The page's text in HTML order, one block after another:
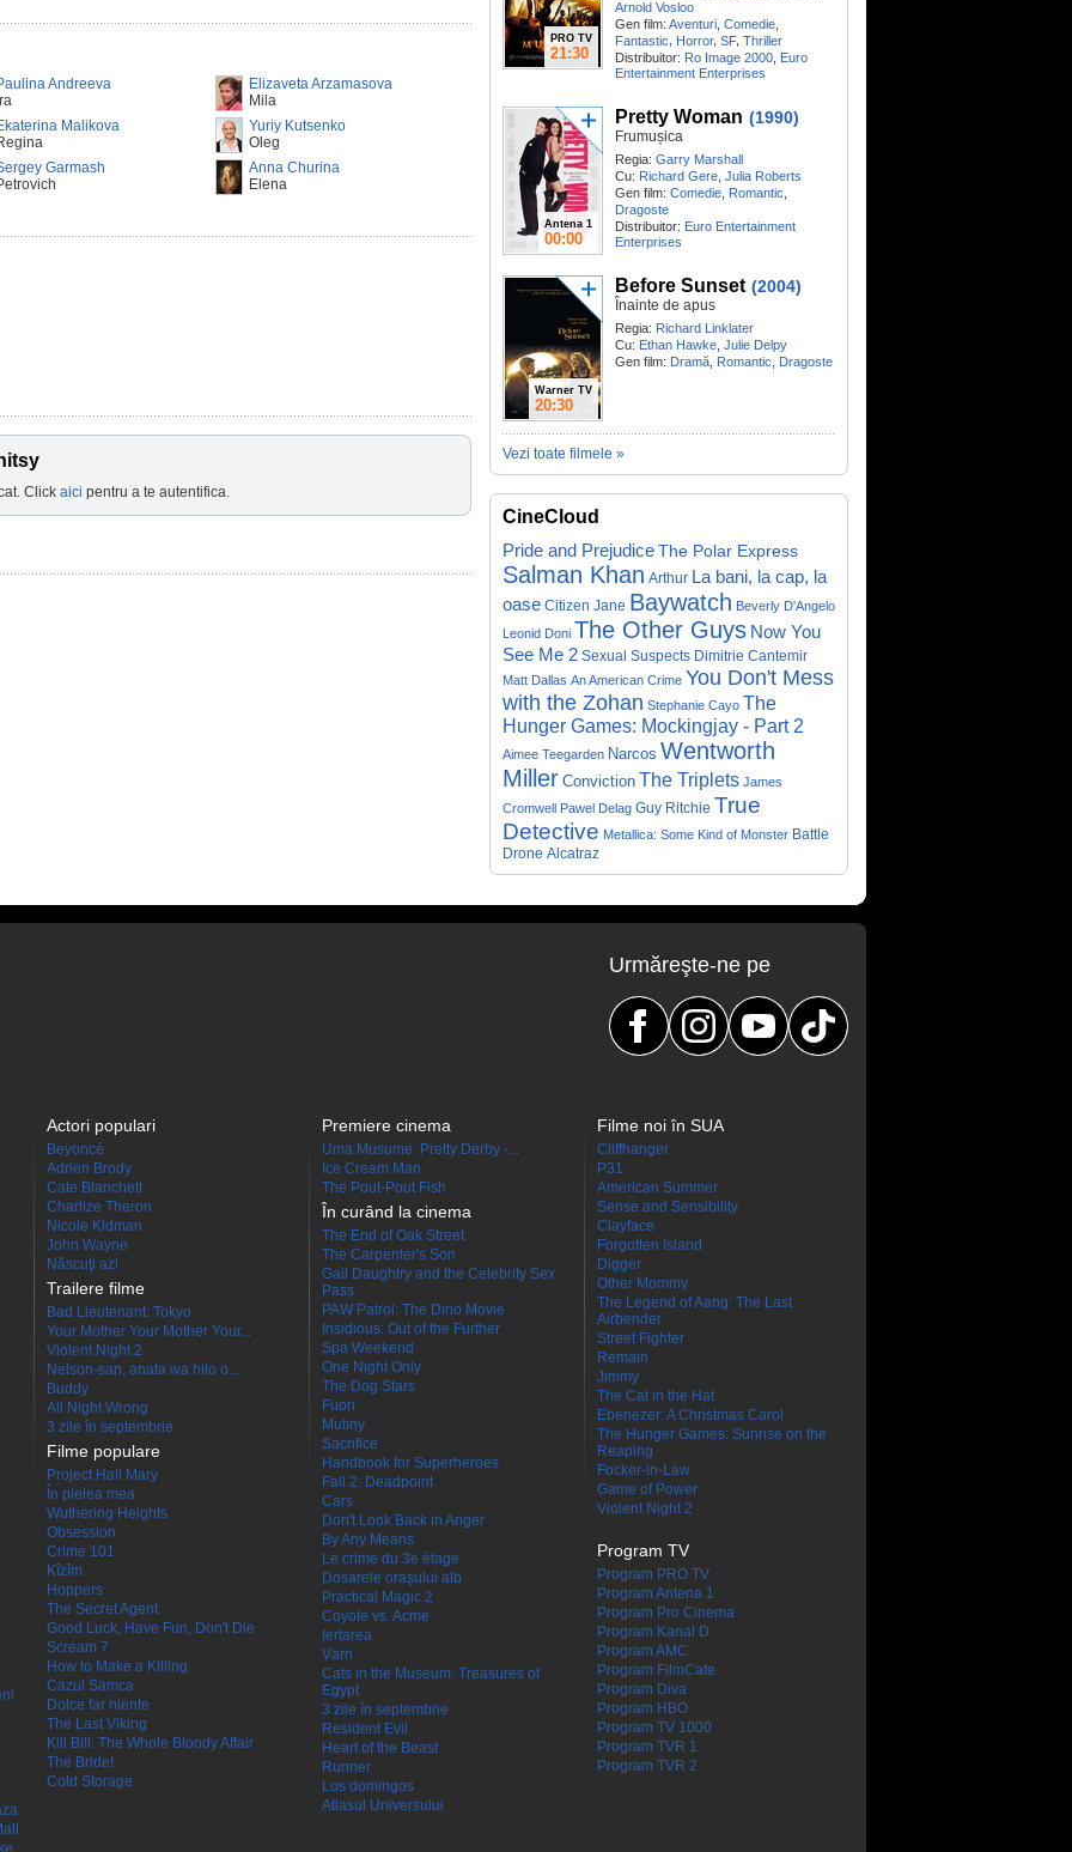
Andreeva
Elizaveta Arzamasova
Mila
Malikova
Yuriy Kutsenko
Oleg
Garmash
Anna Churina
Elena
Click aici pentru a te autentifica.
PRO TV
21:30
Arnold Vosloo
Gen film: Aventuri Comedie
Fantastic, Horror, SF, Thriller
Distribuitor: Ro Image 2000 Euro
Entertainment Enterprises
Antena 1
00:00
Pretty Woman (1990)
Frumușica
Regia: Garry Marshall
Cu: Richard Gere Julia Roberts
Gen film: Comedie Romantic
Dragoste
Distribuitor: Euro Entertainment
Enterprises
Warner TV
20:30
Before Sunset (2004)
Înainte de apus
Regia: Richard Linklater
Cu: Ethan Hawke Julie Delpy
Gen film: Dramă Romantic Dragoste
Vezi toate filmele »
CineCloud
Pride and PrejudiceThe Polar Express
Salman Khan Arthur La bani, la cap, la
oase Citizen Jane Baywatch Beverly D'Angelo
Leonid Doni The Other Guys Now You
See Me 2 Sexual Suspects Dimitrie Cantemir
Matt Dallas An American Crime You Don't Mess
with the Zohan Stephanie Cayo The
Hunger Games: Mockingjay - Part 2
Aimee Teegarden Narcos Wentworth
Miller Conviction The Triplets James
Cromwell Pawel Delag Guy Ritchie True
Detective Metallica: Some Kind of Monster Battle
Drone Alcatraz
Urmăreşte-ne pe
Actori populari
Beyoncé
Adrien Brody
Cate Blanchett
Charlize Theron
Nicole Kidman
John Wayne
Născuţi azi
Trailere filme
Bad Lieutenant: Tokyo
Your Mother Your Mother Your...
Violent Night 2
Nelson-san, anata wa hito o...
Buddy
All Night Wrong
3 zile în septembrie
Filme populare
Project Hail Mary
În pielea mea
Wuthering Heights
Obsession
Crime 101
Kîzîm
Hoppers
The Secret Agent
Good Luck, Have Fun, Don't Die
Scream 7
How to Make a Killing
Cazul Samca
Dolce far niente
The Last Viking
Kill Bill: The Whole Bloody Affair
The Bride!
Cold Storage
Premiere cinema
Uma Musume: Pretty Derby -...
Ice Cream Man
The Pout-Pout Fish
În curând la cinema
The End of Oak Street
The Carpenter's Son
Gail Daughtry and the Celebrity Sex
Pass
PAW Patrol: The Dino Movie
Insidious: Out of the Further
Spa Weekend
One Night Only
The Dog Stars
Fuori
Mutiny
Sacrifice
Handbook for Superheroes
Fall 2: Deadpoint
Cars
Don't Look Back in Anger
By Any Means
Le crime du 3e étage
Dosarele orașului alb
Practical Magic 2
Coyote vs. Acme
Iertarea
Värn
Cats in the Museum: Treasures of
Egypt
3 zile în septembrie
Resident Evil
Heart of the Beast
Runner
Los domingos
Atlasul Universului
Filme noi în SUA
Cliffhanger
P31
American Summer
Sense and Sensibility
Clayface
Forgotten Island
Digger
Other Mommy
The Legend of Aang: The Last
Airbender
Street Fighter
Remain
Jimmy
The Cat in the Hat
Ebenezer: A Christmas Carol
The Hunger Games: Sunrise on the
Reaping
Focker-in-Law
Game of Power
Violent Night 2
Program TV
Program PRO TV
Program Antena 1
Program Pro Cinema
Program Kanal D
Program AMC
Program FilmCafe
Program Diva
Program HBO
Program TV 1000
Program TVR 1
Program TVR 2